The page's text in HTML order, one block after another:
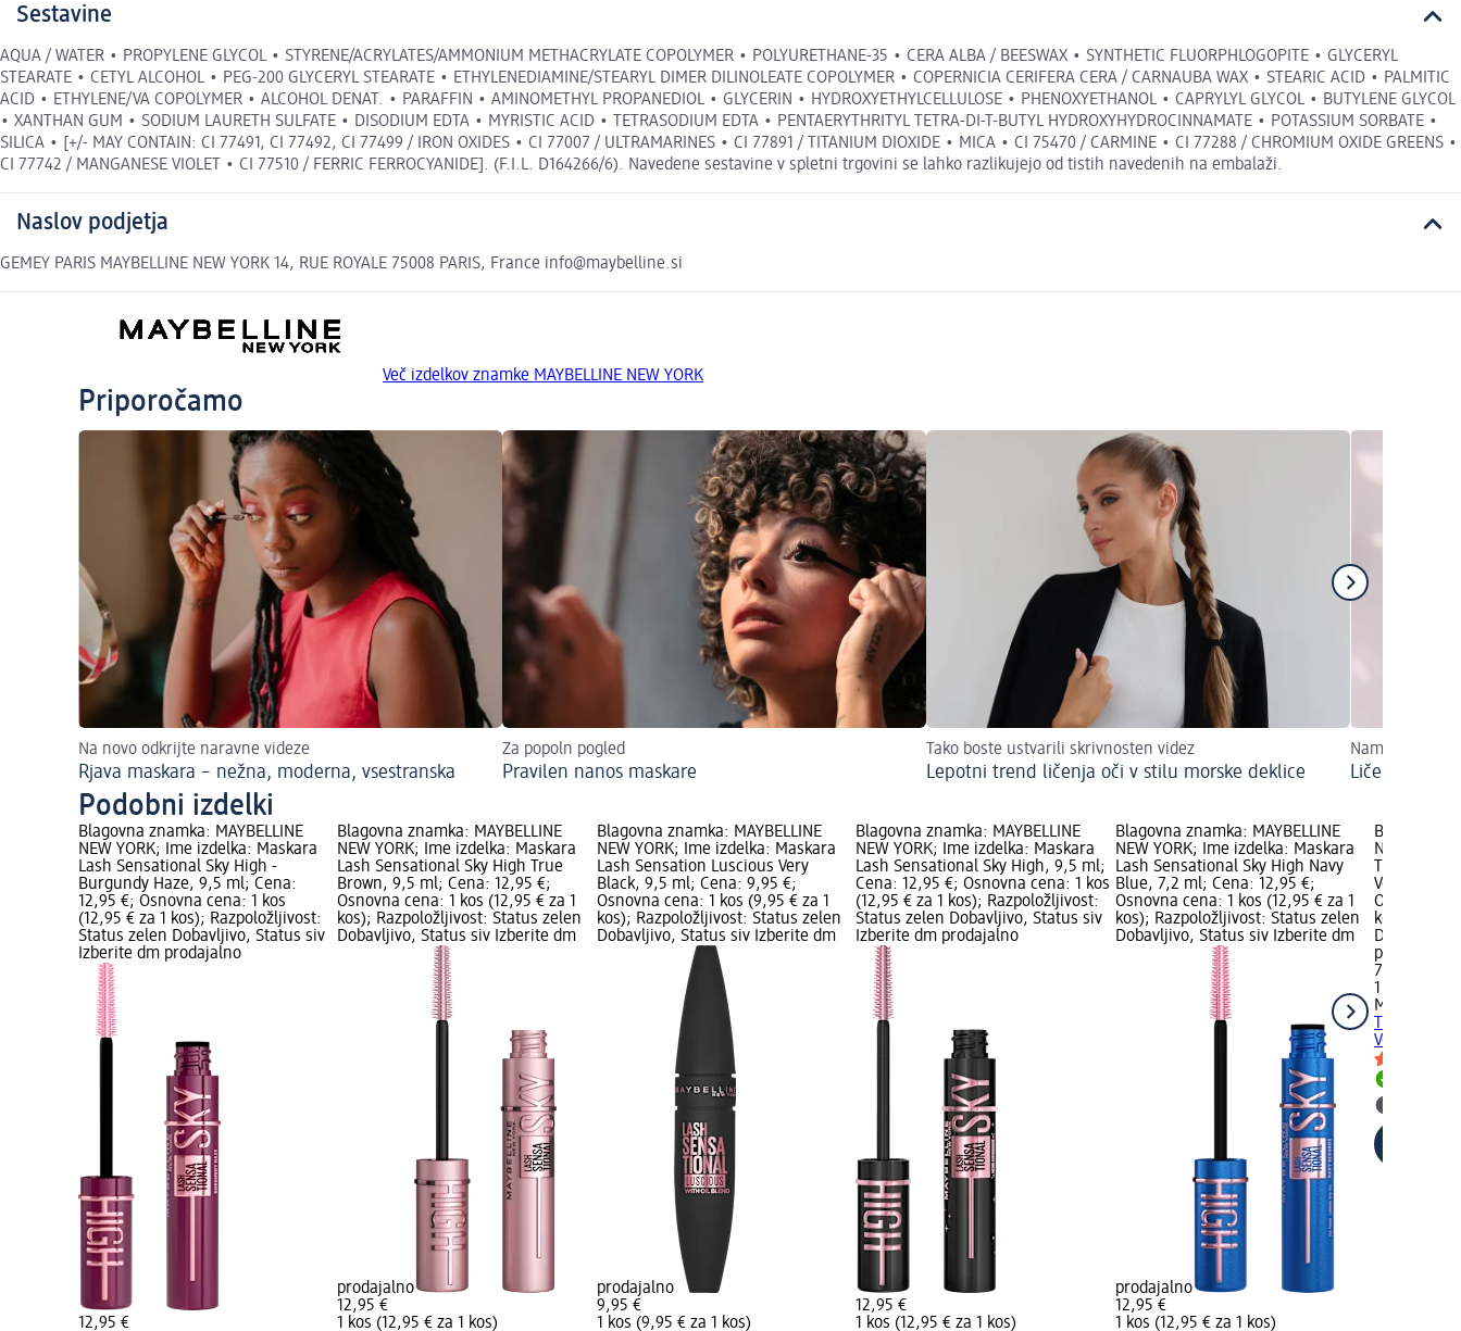
Sestavine
AQUA / WATER • PROPYLENE GLYCOL • STYRENE/ACRYLATES/AMMONIUM METHACRYLATE COPOLYMER • POLYURETHANE-35 • CERA ALBA / BEESWAX • SYNTHETIC FLUORPHLOGOPITE • GLYCERYL
STEARATE • CETYL ALCOHOL • PEG-200 GLYCERYL STEARATE • ETHYLENEDIAMINE/STEARYL DIMER DILINOLEATE COPOLYMER • COPERNICIA CERIFERA CERA / CARNAUBA WAX • STEARIC ACID • PALMITIC
ACID • ETHYLENE/VA COPOLYMER • ALCOHOL DENAT. • PARAFFIN • AMINOMETHYL PROPANEDIOL • GLYCERIN • HYDROXYETHYLCELLULOSE • PHENOXYETHANOL • CAPRYLYL GLYCOL • BUTYLENE GLYCOL
• XANTHAN GUM • SODIUM LAURETH SULFATE • DISODIUM EDTA • MYRISTIC ACID • TETRASODIUM EDTA • PENTAERYTHRITYL TETRA-DI-T-BUTYL HYDROXYHYDROCINNAMATE • POTASSIUM SORBATE •
SILICA • [+/- MAY CONTAIN: CI 77491, CI 77492, CI 77499 / IRON OXIDES • CI 77007 / ULTRAMARINES • CI 77891 / TITANIUM DIOXIDE • MICA • CI 75470 / CARMINE • CI 77288 / CHROMIUM OXIDE GREENS •
CI 77742 / MANGANESE VIOLET • CI 77510 / FERRIC FERROCYANIDE]. (F.I.L. D164266/6). Navedene sestavine v spletni trgovini se lahko razlikujejo od tistih navedenih na embalaži.
Naslov podjetja
GEMEY PARIS MAYBELLINE NEW YORK 14, RUE ROYALE 75008 PARIS, France info@maybelline.si
Več izdelkov znamke MAYBELLINE NEW YORK
Priporočamo
Na novo odkrijte naravne videze
Rjava maskara – nežna, moderna, vsestranska
Za popoln pogled
Pravilen nanos maskare
Tako boste ustvarili skrivnosten videz
Lepotni trend ličenja oči v stilu morske deklice
Namigi in
Ličenje
Podobni izdelki
Blagovna znamka: MAYBELLINE
NEW YORK; Ime izdelka: Maskara
Lash Sensational Sky High -
Burgundy Haze, 9,5 ml; Cena:
12,95 €; Osnovna cena: 1 kos
(12,95 € za 1 kos); Razpoložljivost:
Status zelen Dobavljivo, Status siv
Izberite dm prodajalno
12,95 €
Blagovna znamka: MAYBELLINE
NEW YORK; Ime izdelka: Maskara
Lash Sensational Sky High True
Brown, 9,5 ml; Cena: 12,95 €;
Osnovna cena: 1 kos (12,95 € za 1
kos); Razpoložljivost: Status zelen
Dobavljivo, Status siv Izberite dm
prodajalno
12,95 €
1 kos (12,95 € za 1 kos)
Blagovna znamka: MAYBELLINE
NEW YORK; Ime izdelka: Maskara
Lash Sensation Luscious Very
Black, 9,5 ml; Cena: 9,95 €;
Osnovna cena: 1 kos (9,95 € za 1
kos); Razpoložljivost: Status zelen
Dobavljivo, Status siv Izberite dm
prodajalno
9,95 €
1 kos (9,95 € za 1 kos)
Blagovna znamka: MAYBELLINE
NEW YORK; Ime izdelka: Maskara
Lash Sensational Sky High, 9,5 ml;
Cena: 12,95 €; Osnovna cena: 1 kos
(12,95 € za 1 kos); Razpoložljivost:
Status zelen Dobavljivo, Status siv
Izberite dm prodajalno
12,95 €
1 kos (12,95 € za 1 kos)
Blagovna znamka: MAYBELLINE
NEW YORK; Ime izdelka: Maskara
Lash Sensational Sky High Navy
Blue, 7,2 ml; Cena: 12,95 €;
Osnovna cena: 1 kos (12,95 € za 1
kos); Razpoložljivost: Status zelen
Dobavljivo, Status siv Izberite dm
prodajalno
12,95 €
1 kos (12,95 € za 1 kos)
Blagovna
NEW
The
Volume, 10
Osnovna
kos);
Dobavljivo,
prodajalno
7,95 €
1 kos (7,95
The
Volume, 10